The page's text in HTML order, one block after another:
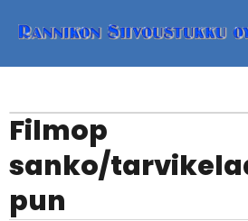
Filmop
sanko/
pun